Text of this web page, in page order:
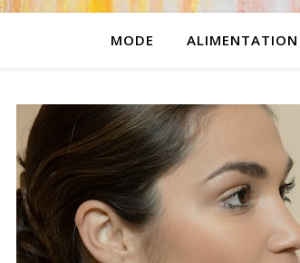
MODE ALIMENTATION